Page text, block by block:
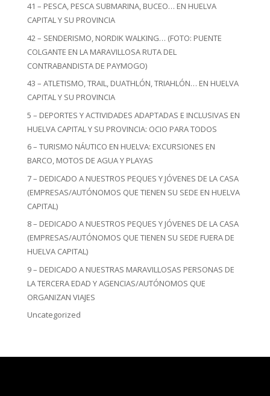
41 – PESCA, PESCA SUBMARINA, BUCEO… EN HUELVA
CAPITAL Y SU PROVINCIA
42 – SENDERISMO, NORDIK WALKING… (FOTO: PUENTE
COLGANTE EN LA MARAVILLOSA RUTA DEL
CONTRABANDISTA DE PAYMOGO)
43 – ATLETISMO, TRAIL, DUATHLÓN, TRIAHLÓN… EN HUELVA
CAPITAL Y SU PROVINCIA
5 – DEPORTES Y ACTIVIDADES ADAPTADAS E INCLUSIVAS EN
HUELVA CAPITAL Y SU PROVINCIA: OCIO PARA TODOS
6 – TURISMO NÁUTICO EN HUELVA: EXCURSIONES EN
BARCO, MOTOS DE AGUA Y PLAYAS
7 – DEDICADO A NUESTROS PEQUES Y JÓVENES DE LA CASA
(EMPRESAS/AUTÓNOMOS QUE TIENEN SU SEDE EN HUELVA
CAPITAL)
8 – DEDICADO A NUESTROS PEQUES Y JÓVENES DE LA CASA
(EMPRESAS/AUTÓNOMOS QUE TIENEN SU SEDE FUERA DE
HUELVA CAPITAL)
9 – DEDICADO A NUESTRAS MARAVILLOSAS PERSONAS DE
LA TERCERA EDAD Y AGENCIAS/AUTÓNOMOS QUE
ORGANIZAN VIAJES
Uncategorized